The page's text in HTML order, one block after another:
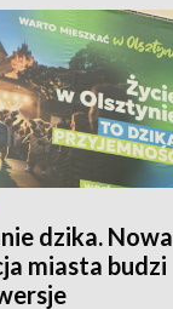
dzika. Nowa
miasta budzi